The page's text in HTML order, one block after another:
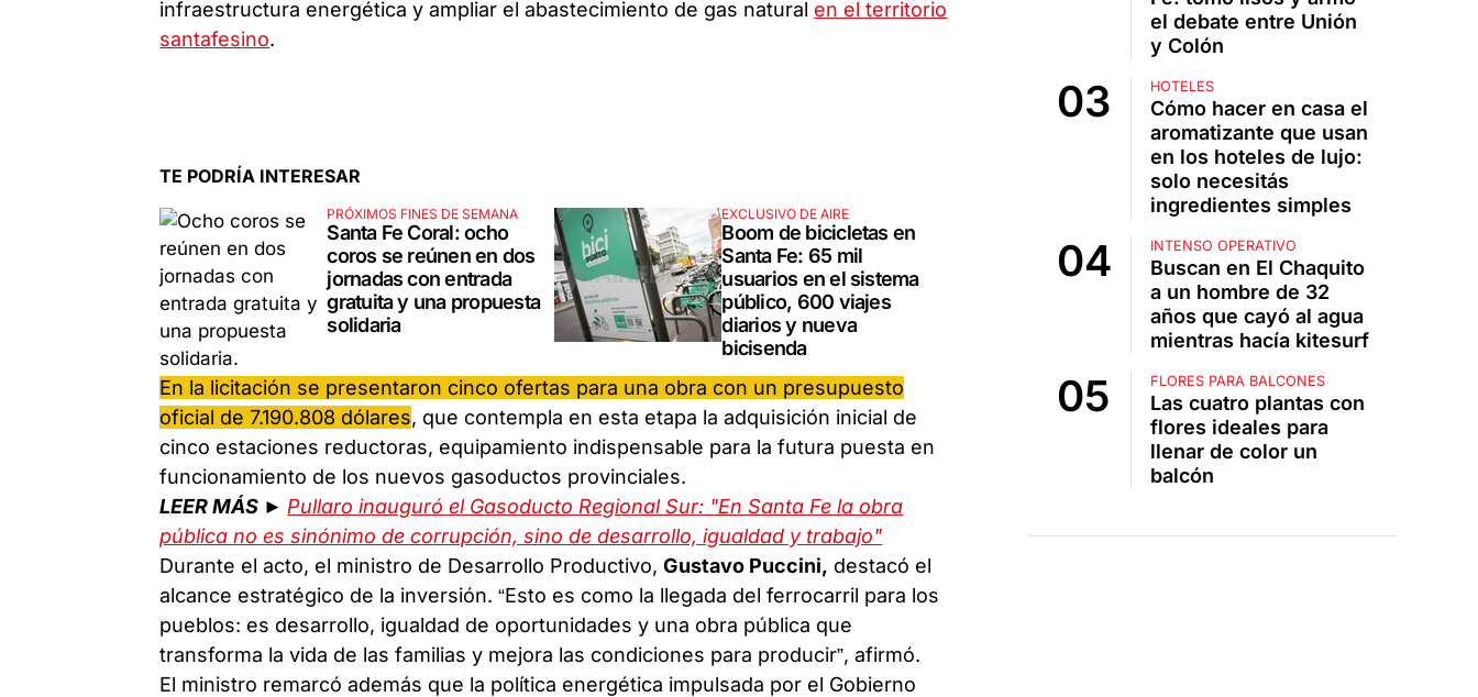
infraestructura energética y ampliar el abastecimiento de gas natural en el territorio
santafesino.
TE PODRÍA INTERESAR
PRÓXIMOS FINES DE SEMANA
Santa Fe Coral: ocho
coros se reúnen en dos
jornadas con entrada
gratuita y una propuesta
solidaria
EXCLUSIVO DE AIRE
Boom de bicicletas en
Santa Fe: 65 mil
usuarios en el sistema
público, 600 viajes
diarios y nueva
bicisenda
En la licitación se presentaron cinco ofertas para una obra con un presupuesto
oficial de 7.190.808 dólares, que contempla en esta etapa la adquisición inicial de
cinco estaciones reductoras, equipamiento indispensable para la futura puesta en
funcionamiento de los nuevos gasoductos provinciales.
LEER MÁS ► Pullaro inauguró el Gasoducto Regional Sur: "En Santa Fe la obra
pública no es sinónimo de corrupción, sino de desarrollo, igualdad y trabajo"
Durante el acto, el ministro de Desarrollo Productivo,Gustavo Puccini, destacó el
alcance estratégico de la inversión. “Esto es como la llegada del ferrocarril para los
pueblos: es desarrollo, igualdad de oportunidades y una obra pública que
transforma la vida de las familias y mejora las condiciones para producir”, afirmó.
El ministro remarcó además que la política energética impulsada por el Gobierno
el debate entre Unión
y Colón
HOTELES
Cómo hacer en casa el
aromatizante que usan
en los hoteles de lujo:
solo necesitás
ingredientes simples
INTENSO OPERATIVO
Buscan en El Chaquito
a un hombre de 32
años que cayó al agua
mientras hacía kitesurf
FLORES PARA BALCONES
Las cuatro plantas con
flores ideales para
llenar de color un
balcón